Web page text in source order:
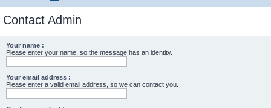
Contact Admin
Your name :
Please enter your name, so the message has an identity.
Your email address :
Please enter a valid email address, so we can contact you.